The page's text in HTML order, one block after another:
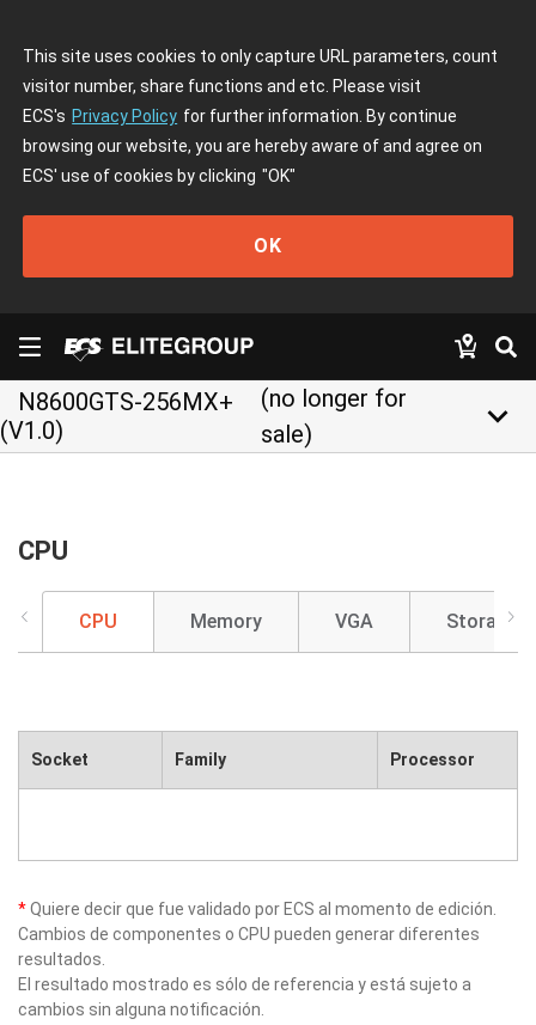
This site uses cookies to only capture URL parameters, count
visitor number, share functions and etc. Please visit
ECS's Privacy Policy for further information. By continue
browsing our website, you are hereby aware of and agree on
ECS' use of cookies by clicking "OK"
OK
N8600GTS-256MX+
(V1.0)
(no longer for
sale)
keyboard_arrow_down
CPU
CPU Memory VGA Storage
Socket Family Processor
*Quiere decir que fue validado por ECS al momento de edición.
Cambios de componentes o CPU pueden generar diferentes
resultados.
El resultado mostrado es sólo de referencia y está sujeto a
cambios sin alguna notificación.